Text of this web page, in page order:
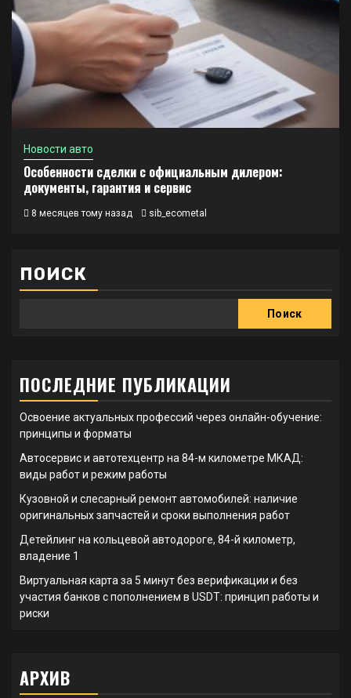
Новости авто
Особенности сделки с официальным дилером:
документы, гарантия и сервис
8 месяцев тому назад sib_ecometal
ПОИСК
Поиск
ПОСЛЕДНИЕ ПУБЛИКАЦИИ
Освоение актуальных профессий через онлайн-обучение:
принципы и форматы
Автосервис и автотехцентр на 84-м километре МКАД:
виды работ и режим работы
Кузовной и слесарный ремонт автомобилей: наличие
оригинальных запчастей и сроки выполнения работ
Детейлинг на кольцевой автодороге, 84-й километр,
владение 1
Виртуальная карта за 5 минут без верификации и без
участия банков с пополнением в USDT: принцип работы и
риски
АРХИВ